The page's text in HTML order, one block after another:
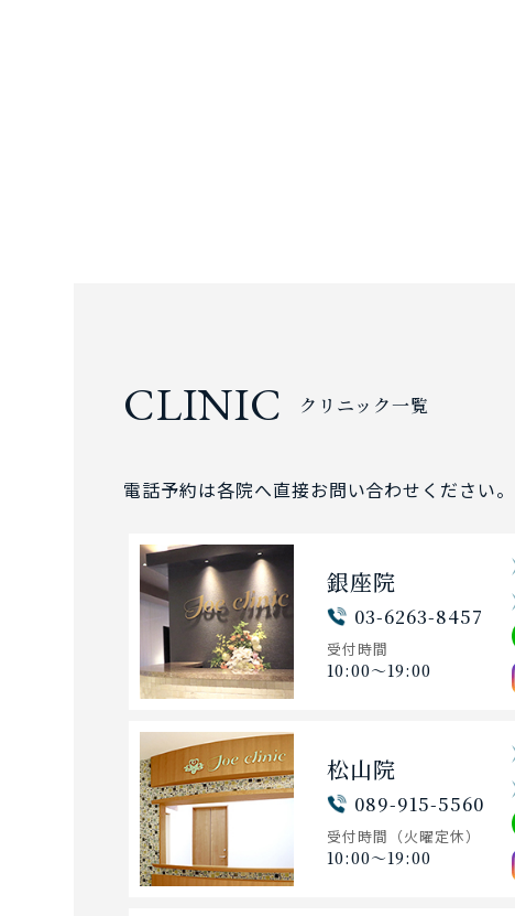
CLINIC クリニック一覧
電話予約は各院へ直接お問い合わせください。
銀座院
03-6263-8457
受付時間
10:00〜19:00
松山院
089-915-5560
受付時間 （火曜定休）
10:00〜19:00